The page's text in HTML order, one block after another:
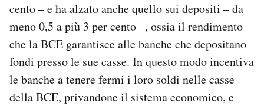
cento – e ha alzato anche quello sui depositi – da
meno 0,5 a più 3 per cento –, ossia il rendimento
che la BCE garantisce alle banche che depositano
fondi presso le sue casse. In questo modo incentiva
le banche a tenere fermi i loro soldi nelle casse
della BCE, privandone il sistema economico, e